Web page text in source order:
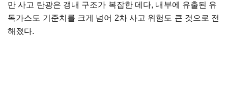
만 사고 탄광은 갱내 구조가 복잡한 데다, 내부에 유출된 유
독가스도 기준치를 크게 넘어 2차 사고 위험도 큰 것으로 전
해졌다.